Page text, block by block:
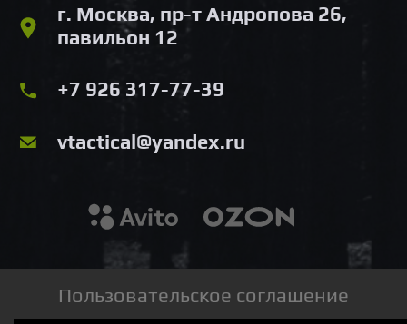
г. Москва, пр-т Андропова 26,
павильон 12
+7 926 317-77-39
vtactical@yandex.ru
Пользовательское соглашение